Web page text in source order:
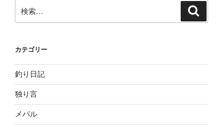
索:
カテゴリー
釣り日記
独り言
メバル